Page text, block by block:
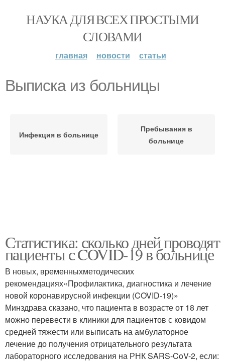
НАУКА ДЛЯ ВСЕХ ПРОСТЫМИ
СЛОВАМИ
главная новости статьи
Выписка из больницы
Инфекция в больнице
Пребывания в
больнице
Статистика: сколько дней проводят
пациенты с COVID-19 в больнице
В новых, временныхметодических
рекомендациях«Профилактика, диагностика и лечение
новой коронавирусной инфекции (COVID-19)»
Минздрава сказано, что пациента в возрасте от 18 лет
можно перевести в клиники для пациентов с ковидом
средней тяжести или выписать на амбулаторное
лечение до получения отрицательного результата
лабораторного исследования на РНК SARS-CoV-2, если: